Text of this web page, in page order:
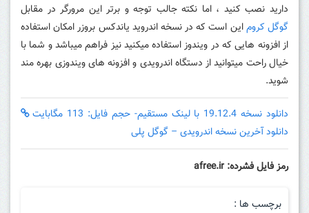
دارید نصب کنید ، اما نکته جالب توجه و برتر این مرورگر در مقابل
گوگل کروماین است که در نسخه اندروید یاندکس بروزر امکان استفاده
از افزونه هایی که در ویندوز استفاده میکنید نیز فراهم میباشد و شما با
خیال راحت میتوانید از دستگاه اندرویدی و افزونه های ویندوزی بهره مند
شوید.
دانلود نسخه 19.12.4 با لینک مستقیم- حجم فایل: 113 مگابایت
دانلود آخرین نسخه اندرویدی – گوگل پلی
رمز فایل فشرده: afree.ir
برچسب ها :